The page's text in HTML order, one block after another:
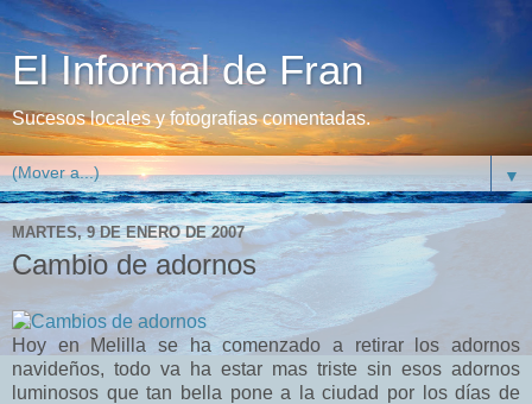
El Informal de Fran
Sucesos locales y fotografias comentadas.
▼
MARTES, 9 DE ENERO DE 2007
Cambio de adornos
Hoy en Melilla se ha comenzado a retirar los adornos
navideños, todo va ha estar mas triste sin esos adornos
luminosos que tan bella pone a la ciudad por los días de